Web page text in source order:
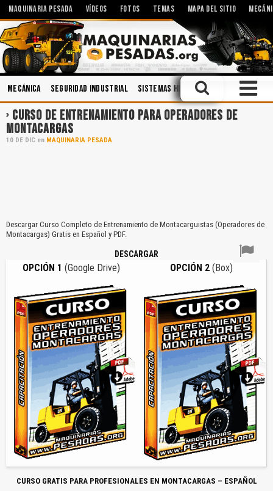
MAQUINARIA PESADA VÍDEOS FOTOS TEMAS MAPA DEL SITIO
Mecánica Seguridad Industrial Sistemas Hidráulicos Hidráulica
CURSO DE ENTRENAMIENTO PARA OPERADORES DE
MONTACARGAS
10 DE DIC en MAQUINARIA PESADA
Descargar Curso Completo de Entrenamiento de Montacarguistas (Operadores de
Montacargas) Gratis en Español y PDF.
DESCARGAR
OPCIÓN 1 (Google Drive) OPCIÓN 2(Box)
CURSO GRATIS PARA PROFESIONALES EN MONTACARGAS – ESPAÑOL